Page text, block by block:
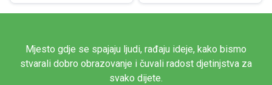
Mjesto gdje se spajaju ljudi, rađaju ideje, kako bismo
stvarali dobro obrazovanje i čuvali radost djetinjstva za
svako dijete.